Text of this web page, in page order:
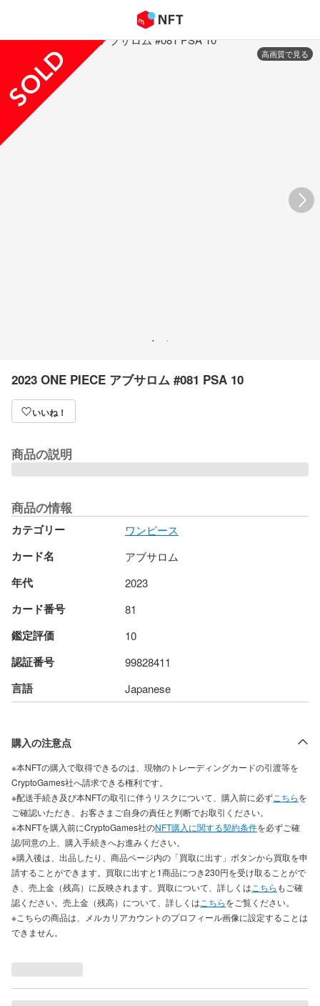
高画質で見る
2023 ONE PIECE アブサロム #081 PSA 10
いいね！
商品の説明
商品の情報
カテゴリー ワンピース
カード名 アブサロム
年代 2023
カード番号 81
鑑定評価 10
認証番号 99828411
言語 Japanese
購入の注意点
※本NFTの購入で取得できるのは、現物のトレーディングカードの引渡等を
CryptoGames社へ請求できる権利です。
※配送手続き及び本NFTの取引に伴うリスクについて、購入前に必ずこちらを
ご確認いただき、お客さまご自身の責任と判断でお取引ください。
※本NFTを購入前にCryptoGames社のNFT購入に関する契約条件を必ずご確
認/同意の上、購入手続きへお進みください。
※購入後は、出品したり、商品ページ内の「買取に出す」ボタンから買取を申
請することができます。買取に出すと1商品につき230円を受け取ることがで
き、売上金（残高）に反映されます。買取について、詳しくは こちら もご確
認ください。売上金（残高）について、詳しくは こちらをご覧ください。
※こちらの商品は、メルカリアカウントのプロフィール画像に設定することは
できません。